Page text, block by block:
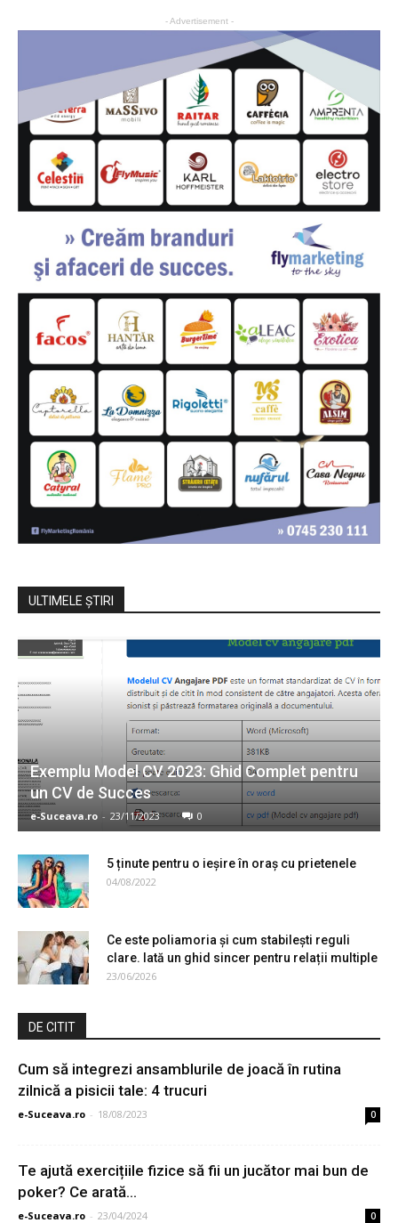
- Advertisement -
ULTIMELE ŞTIRI
Exemplu Model CV 2023: Ghid Complet pentru
un CV de Succes
e-Suceava.ro - 23/11/2023 0
5 ținute pentru o ieșire în oraș cu prietenele
04/08/2022
Ce este poliamoria și cum stabilești reguli
clare. Iată un ghid sincer pentru relații multiple
23/06/2026
DE CITIT
Cum să integrezi ansamblurile de joacă în rutina
zilnică a pisicii tale: 4 trucuri
e-Suceava.ro - 18/08/2023 0
Te ajută exercițiile fizice să fii un jucător mai bun de
poker? Ce arată...
e-Suceava.ro - 23/04/2024 0